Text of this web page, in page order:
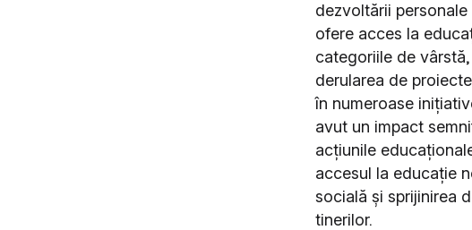
dezvoltării
ofere acces la
categoriile de
derularea de
în numeroase
avut un impact
acțiunile
accesul la educație
socială și sprijinirea
tinerilor.